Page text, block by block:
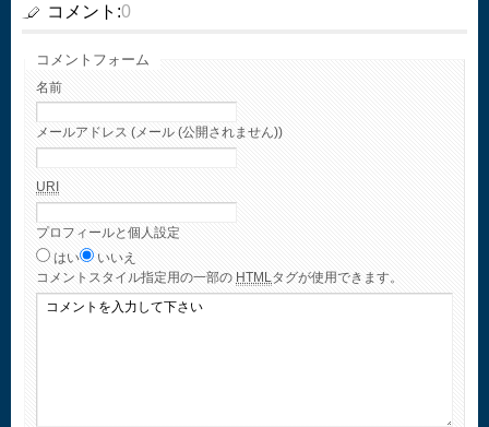
コメント:0
コメントフォーム
名前
メールアドレス (メール (公開されません))
URI
プロフィールと個人設定
はい
いいえ
コメント スタイル指定用の一部の HTMLタグが使用できます。